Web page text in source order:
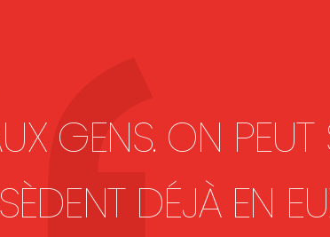
GENS. ON PEUT
DÉJÀ EN